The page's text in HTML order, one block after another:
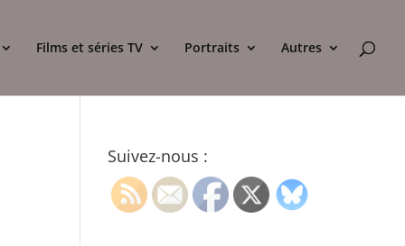
Films et séries TV Portraits Autres
Suivez-nous :